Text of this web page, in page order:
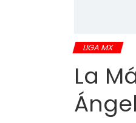
LIGA MX
La